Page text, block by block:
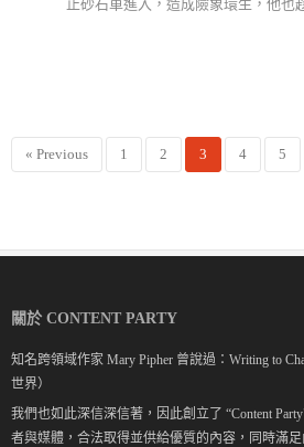
止砂石車進入，造成險象環生，他也
« Previous 1 2 3 4 5
關於 CONTENT PARTY
知名跨領域作家 Mary Pipher 曾說過：Writing to
世界）
我們也如此深信深信著，因此創立了 “Content
者與媒體，合法取得並供給優質的內容，同時滿